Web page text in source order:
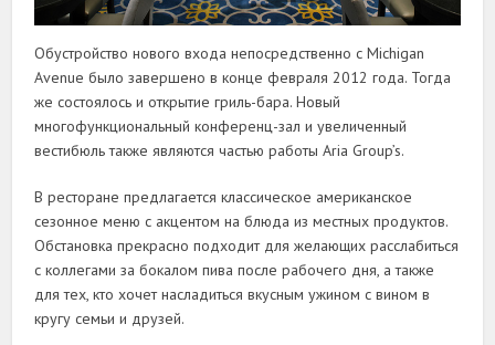
Обустройство нового входа непосредственно с Michigan
Avenue было завершено в конце февраля 2012 года. Тогда
же состоялось и открытие гриль-бара. Новый
многофункциональный конференц-зал и увеличенный
вестибюль также являются частью работы Aria Group’s.
В ресторане предлагается классическое американское
сезонное меню с акцентом на блюда из местных продуктов.
Обстановка прекрасно подходит для желающих расслабиться
с коллегами за бокалом пива после рабочего дня, а также
для тех, кто хочет насладиться вкусным ужином с вином в
кругу семьи и друзей.